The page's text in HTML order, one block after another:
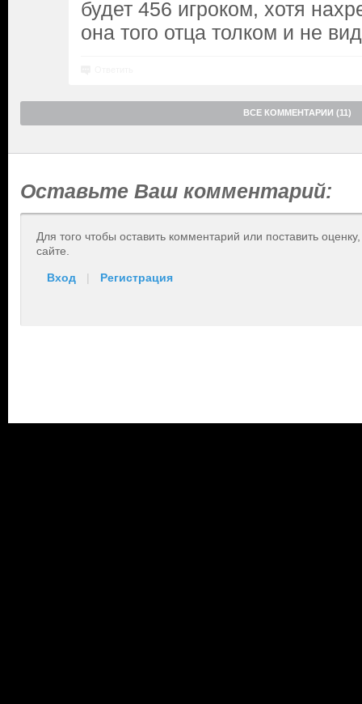
будет 456 игроком, хотя
она того отца толком и не
ВСЕ КОММЕНТАРИИ (11)
Оставьте Ваш комментарий:
Для того чтобы оставить комментарий или поставить
сайте.
Вход | Регистрация